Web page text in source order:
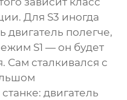
Для S3 иногда
двигатель полегче,
S1 — он будет
Сам сталкивался с
двигатель